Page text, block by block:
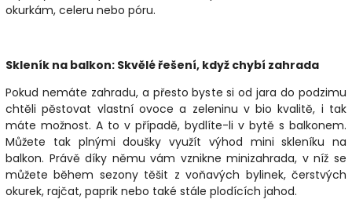
okurkám, celeru nebo póru.
Skleník na balkon: Skvělé řešení, když chybí zahrada
Pokud nemáte zahradu, a přesto byste si od jara do podzimu
chtěli pěstovat vlastní ovoce a zeleninu v bio kvalitě, i tak
máte možnost. A to v případě, bydlíte-li v bytě s balkonem.
Můžete tak plnými doušky využít výhod mini skleníku na
balkon. Právě díky němu vám vznikne minizahrada, v níž se
můžete během sezony těšit z voňavých bylinek, čerstvých
okurek, rajčat, paprik nebo také stále plodících jahod.